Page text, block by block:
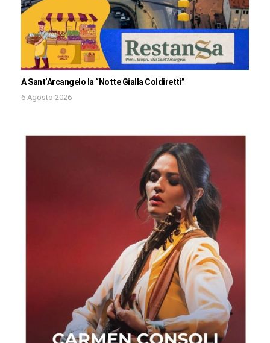
A Sant’Arcangelo la “Notte Gialla Coldiretti”
6 Agosto 2026